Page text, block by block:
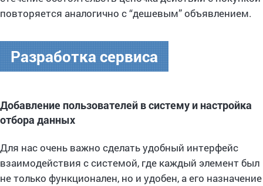
повторяется аналогично с “дешевым” объявлением.
Разработка сервиса
Добавление пользователей в систему и настройка
отбора данных
Для нас очень важно сделать удобный интерфейс
взаимодействия с системой, где каждый элемент был
не только функционален, но и удобен, а его назначение